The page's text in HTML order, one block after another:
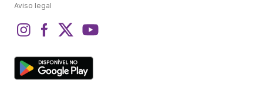
Aviso legal